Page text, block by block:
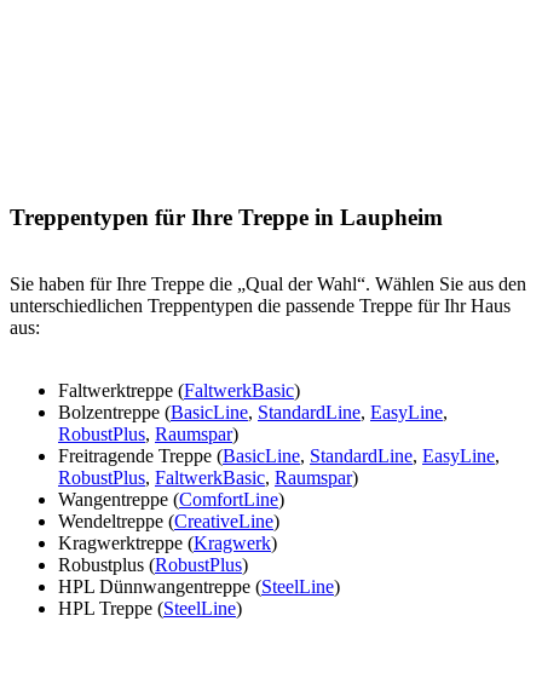
Treppentypen für Ihre Treppe in Laupheim
Sie haben für Ihre Treppe die „Qual der Wahl“. Wählen Sie aus den
unterschiedlichen Treppentypen die passende Treppe für Ihr Haus
aus:
Faltwerktreppe (FaltwerkBasic)
Bolzentreppe (BasicLine, StandardLine, EasyLine,
RobustPlus, Raumspar)
Freitragende Treppe (BasicLine, StandardLine, EasyLine,
RobustPlus, FaltwerkBasic, Raumspar)
Wangentreppe (ComfortLine)
Wendeltreppe (CreativeLine)
Kragwerktreppe (Kragwerk)
Robustplus (RobustPlus)
HPL Dünnwangentreppe (SteelLine)
HPL Treppe (SteelLine)